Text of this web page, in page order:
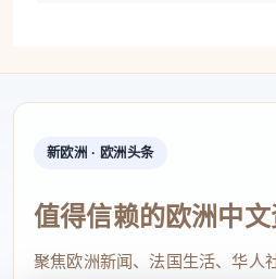
新欧洲 · 欧洲头条
值得信赖的欧洲中文
聚焦欧洲新闻、法国生活、华人